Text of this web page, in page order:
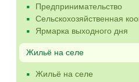
Предпринимательство
Сельскохозяйственная
Ярмарка выходного дня
Жильё на селе
Жильё на селе